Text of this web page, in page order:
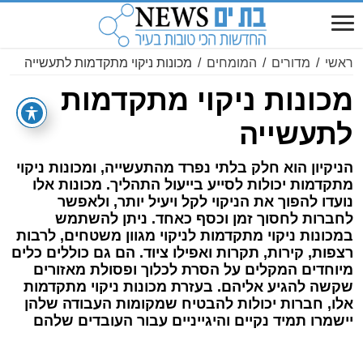
ראשי / מדורים / המומחים / מכונות ניקוי מתקדמות לתעשייה
מכונות ניקוי מתקדמות
לתעשייה
הניקיון הוא חלק בלתי נפרד מהתעשייה, ומכונות ניקוי
מתקדמות יכולות לסייע בייעול התהליך. מכונות אלו
נועדו להפוך את הניקוי לקל ויעיל יותר, ולאפשר
לחברות לחסוך זמן וכסף כאחד. ניתן להשתמש
במכונות ניקוי מתקדמות לניקוי מגוון משטחים, לרבות
רצפות, קירות, תקרות ואפילו ציוד. הם גם כוללים כלים
מיוחדים המקלים על הסרת לכלוך ופסולת מאזורים
שקשה להגיע אליהם. בעזרת מכונות ניקוי מתקדמות
אלו, חברות יכולות להבטיח שמקומות העבודה שלהן
יישמרו תמיד נקיים והיגייניים עבור העובדים שלהם